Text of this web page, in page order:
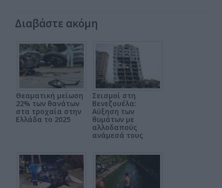
Διαβάστε ακόμη
Θεαματική μείωση
22% των θανάτων
στα τροχαία στην
Ελλάδα το 2025
Σεισμοί στη
Βενεζουέλα:
Αύξηση των
θυμάτων με
αλλοδαπούς
ανάμεσά τους